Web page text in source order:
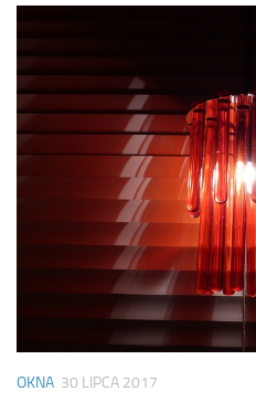
OKNA 30 LIPCA 2017